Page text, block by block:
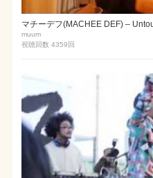
マチーデフ(MACHEE DEF) –
muum
視聴回数 4359 回